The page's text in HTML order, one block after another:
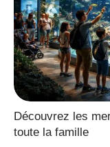
Découvrez les
toute la famille